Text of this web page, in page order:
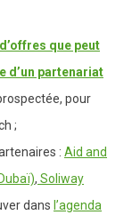
que peut
d’un partenariat
pour
;
: Aid and
, Soliway
dans l’agenda